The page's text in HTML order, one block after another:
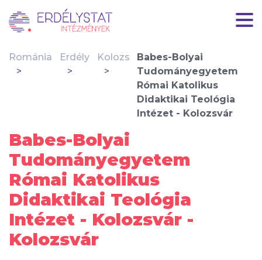
Románia Erdély Kolozs
Babes-Bolyai
Tudományegyetem
Római Katolikus
Didaktikai Teológia
Intézet - Kolozsvár
Babes-Bolyai
Tudományegyetem
Római Katolikus
Didaktikai Teológia
Intézet - Kolozsvár -
Kolozsvár